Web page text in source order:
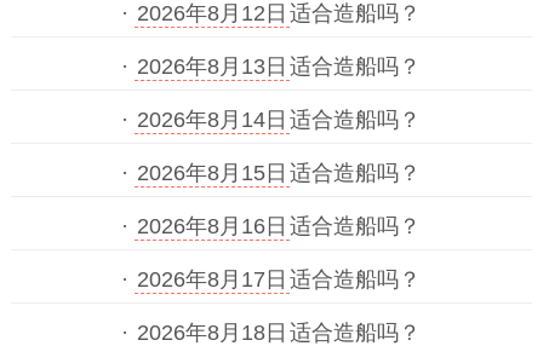
· 2026年8月12日 适合造船吗？
· 2026年8月13日 适合造船吗？
· 2026年8月14日 适合造船吗？
· 2026年8月15日 适合造船吗？
· 2026年8月16日 适合造船吗？
· 2026年8月17日 适合造船吗？
· 2026年8月18日 适合造船吗？